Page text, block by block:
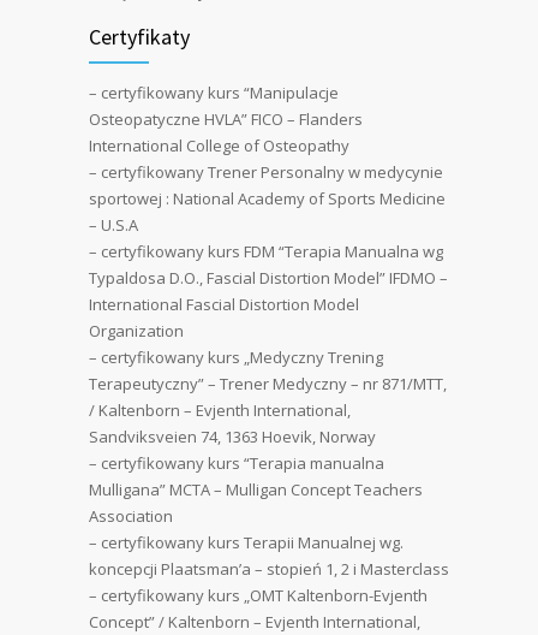
Certyfikaty
– certyfikowany kurs “Manipulacje
Osteopatyczne HVLA” FICO – Flanders
International College of Osteopathy
– certyfikowany Trener Personalny w medycynie
sportowej : National Academy of Sports Medicine
– U.S.A
– certyfikowany kurs FDM “Terapia Manualna wg
Typaldosa D.O., Fascial Distortion Model” IFDMO –
International Fascial Distortion Model
Organization
– certyfikowany kurs „Medyczny Trening
Terapeutyczny” – Trener Medyczny – nr 871/MTT,
/ Kaltenborn – Evjenth International,
Sandviksveien 74, 1363 Hoevik, Norway
– certyfikowany kurs “Terapia manualna
Mulligana” MCTA – Mulligan Concept Teachers
Association
– certyfikowany kurs Terapii Manualnej wg.
koncepcji Plaatsman’a – stopień 1, 2 i Masterclass
– certyfikowany kurs „OMT Kaltenborn-Evjenth
Concept” / Kaltenborn – Evjenth International,